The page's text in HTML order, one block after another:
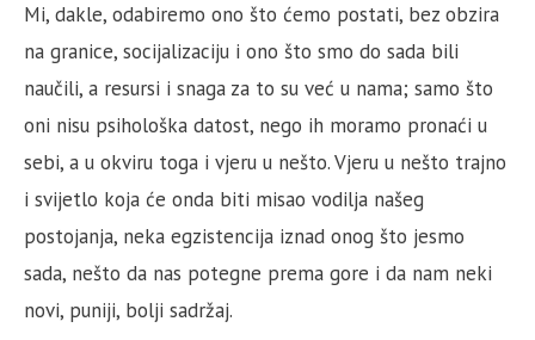
Mi, dakle, odabiremo ono što ćemo postati, bez obzira
na granice, socijalizaciju i ono što smo do sada bili
naučili, a resursi i snaga za to su već u nama; samo što
oni nisu psihološka datost, nego ih moramo pronaći u
sebi, a u okviru toga i vjeru u nešto. Vjeru u nešto trajno
i svijetlo koja će onda biti misao vodilja našeg
postojanja, neka egzistencija iznad onog što jesmo
sada, nešto da nas potegne prema gore i da nam neki
novi, puniji, bolji sadržaj.